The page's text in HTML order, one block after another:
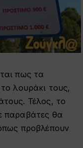
πως τα
λουράκι τους,
Τέλος, το
παραβάτες θα
προβλέπουν